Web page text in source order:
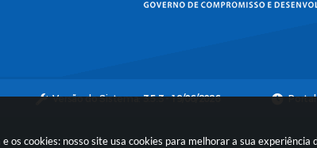
os cookies: nosso site usa cookies para melhorar a sua experiência
Versão do Sistema:3.5.3 - 19/06/2026